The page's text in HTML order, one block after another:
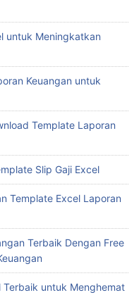
untuk Meningkatkan
Keuangan untuk
Template Laporan
Slip Gaji Excel
Template Excel Laporan
Terbaik Dengan Free
Terbaik untuk Menghemat